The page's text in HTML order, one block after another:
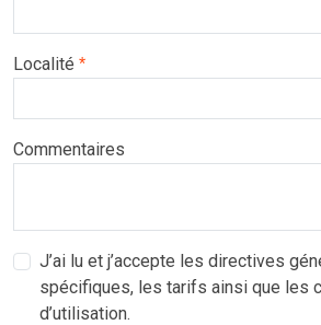
Localité *
Commentaires
J’ai lu et j’accepte les directives
spécifiques, les tarifs ainsi que les
d’utilisation.